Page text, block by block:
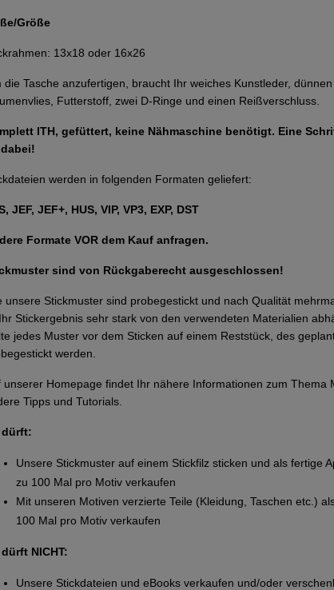
Größe
13x18 oder 16x26
die Tasche anzufertigen, braucht Ihr weiches Kunstleder,
Futterstoff, zwei D-Ringe und einen Reißverschluss.
ITH, gefüttert, keine Nähmaschine benötigt. Eine
werden in folgenden Formaten geliefert:
JEF, JEF+, HUS, VIP, VP3, EXP, DST
Formate VOR dem Kauf anfragen.
sind von Rückgaberecht ausgeschlossen!
unsere Stickmuster sind probegestickt und nach Qualität
Stickergebnis sehr stark von den verwendeten Materialien
jedes Muster vor dem Sticken auf einem Reststück, des
werden.
unserer Homepage findet Ihr nähere Informationen zum Thema
Tipps und Tutorials.
dürft:
Unsere Stickmuster auf einem Stickfilz sticken und als fertige
zu 100 Mal pro Motiv verkaufen
Mit unseren Motiven verzierte Teile (Kleidung, Taschen etc.)
100 Mal pro Motiv verkaufen
NICHT:
Unsere Stickdateien und eBooks verkaufen und/oder